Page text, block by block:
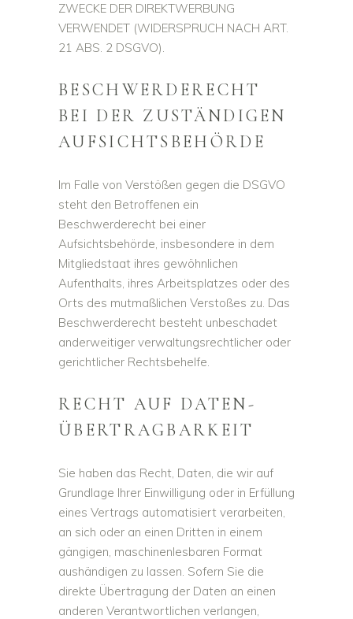
ZWECKE DER DIREKTWERBUNG
VERWENDET (WIDERSPRUCH NACH ART.
21 ABS. 2 DSGVO).
BESCHWERDE­RECHT
BEI DER ZUSTÄNDIGEN
AUFSICHTS­BEHÖRDE
Im Falle von Verstößen gegen die DSGVO
steht den Betroffenen ein
Beschwerderecht bei einer
Aufsichtsbehörde, insbesondere in dem
Mitgliedstaat ihres gewöhnlichen
Aufenthalts, ihres Arbeitsplatzes oder des
Orts des mutmaßlichen Verstoßes zu. Das
Beschwerderecht besteht unbeschadet
anderweitiger verwaltungsrechtlicher oder
gerichtlicher Rechtsbehelfe.
RECHT AUF DATEN­
ÜBERTRAG­BARKEIT
Sie haben das Recht, Daten, die wir auf
Grundlage Ihrer Einwilligung oder in Erfüllung
eines Vertrags automatisiert verarbeiten,
an sich oder an einen Dritten in einem
gängigen, maschinenlesbaren Format
aushändigen zu lassen. Sofern Sie die
direkte Übertragung der Daten an einen
anderen Verantwortlichen verlangen,